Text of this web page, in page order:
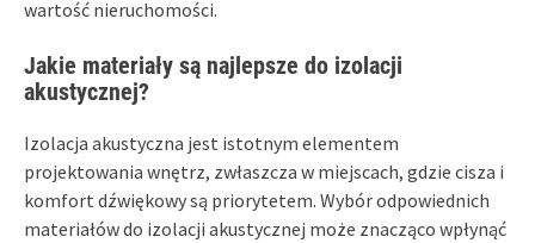
wartość nieruchomości.
Jakie materiały są najlepsze do izolacji
akustycznej?
Izolacja akustyczna jest istotnym elementem
projektowania wnętrz, zwłaszcza w miejscach, gdzie cisza i
komfort dźwiękowy są priorytetem. Wybór odpowiednich
materiałów do izolacji akustycznej może znacząco wpłynąć